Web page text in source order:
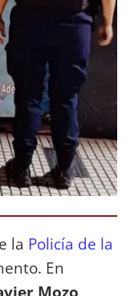
la Policía de la
En
Mozo